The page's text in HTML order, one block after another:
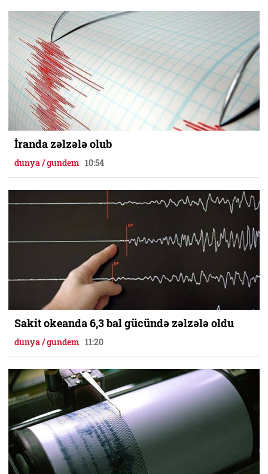
İranda zəlzələ olub
dunya / gundem 10:54
Sakit okeanda 6,3 bal gücündə zəlzələ oldu
dunya / gundem 11:20